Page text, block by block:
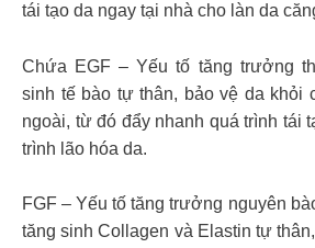
tái tạo da ngay tại nhà cho làn da
Chứa EGF – Yếu tố tăng trưởng
sinh tế bào tự thân, bảo vệ da khỏi
ngoài, từ đó đẩy nhanh quá trình tái
trình lão hóa da.
FGF – Yếu tố tăng trưởng nguyên
tăng sinh Collagen và Elastin tự